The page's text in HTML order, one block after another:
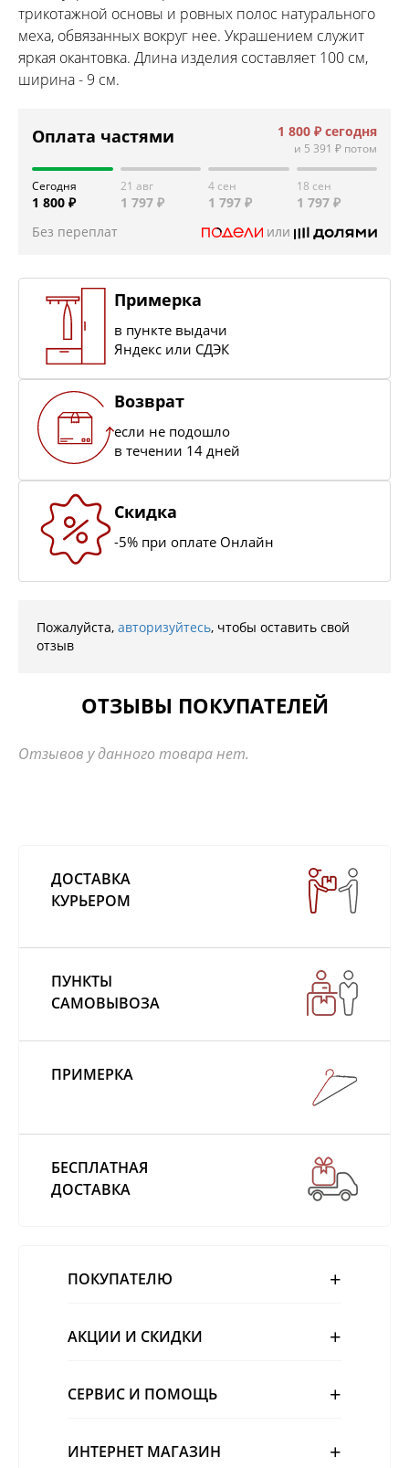
трикотажной основы и ровных полос натурального
меха, обвязанных вокруг нее. Украшением служит
яркая окантовка. Длина изделия составляет 100 см,
ширина - 9 см.
Оплата частями 1 800 ₽ сегодня
и 5 391 ₽ потом
Сегодня
1 800 ₽
21 авг
1 797 ₽
4 сен
1 797 ₽
18 сен
1 797 ₽
Без переплат
или
Примерка
в пункте выдачи
Яндекс или СДЭК
Возврат
если не подошло
в течении 14 дней
Скидка
-5% при оплате Онлайн
Пожалуйста, авторизуйтесь, чтобы оставить свой
отзыв
ОТЗЫВЫ ПОКУПАТЕЛЕЙ
Отзывов у данного товара нет.
ДОСТАВКА
КУРЬЕРОМ
ПУНКТЫ
САМОВЫВОЗА
ПРИМЕРКА
БЕСПЛАТНАЯ
ДОСТАВКА
ПОКУПАТЕЛЮ
АКЦИИ И СКИДКИ
СЕРВИС И ПОМОЩЬ
ИНТЕРНЕТ МАГАЗИН